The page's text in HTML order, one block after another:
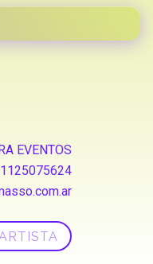
EVENTOS
1125075624